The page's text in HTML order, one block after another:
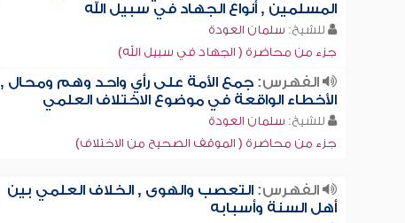
المسلمين , أنواع الجهاد في سبيل الله
للشيخ: سلمان العودة
جزء من محاضرة ( الجهاد في سبيل الله)
الفهرس:جمع الأمة على رأي واحد وهم ومحال ,
الأخطاء الواقعة في موضوع الاختلاف العلمي
للشيخ: سلمان العودة
جزء من محاضرة ( الموقف الصحيح من الاختلاف)
الفهرس:التعصب والهوى , الخلاف العلمي بين
أهل السنة وأسبابه